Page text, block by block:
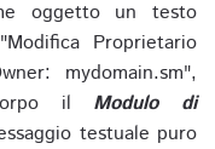
oggetto un testo
Proprietario
mydomain.sm",
il Modulo di
testuale puro